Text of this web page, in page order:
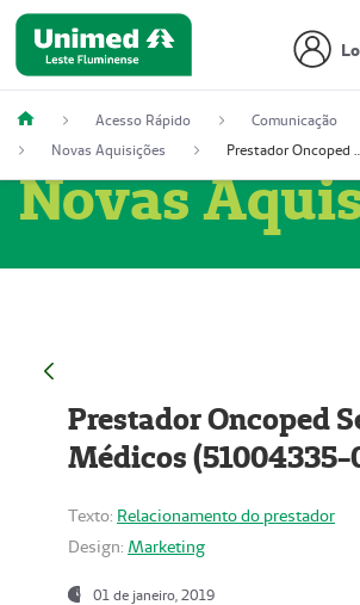
Acesso Rápido
Comunicação
Novas Aquisições
Prestador Oncoped
Novas
Prestador Oncoped
Médicos (51004335-
Texto: Relacionamento do prestador
Design: Marketing
01 de janeiro, 2019